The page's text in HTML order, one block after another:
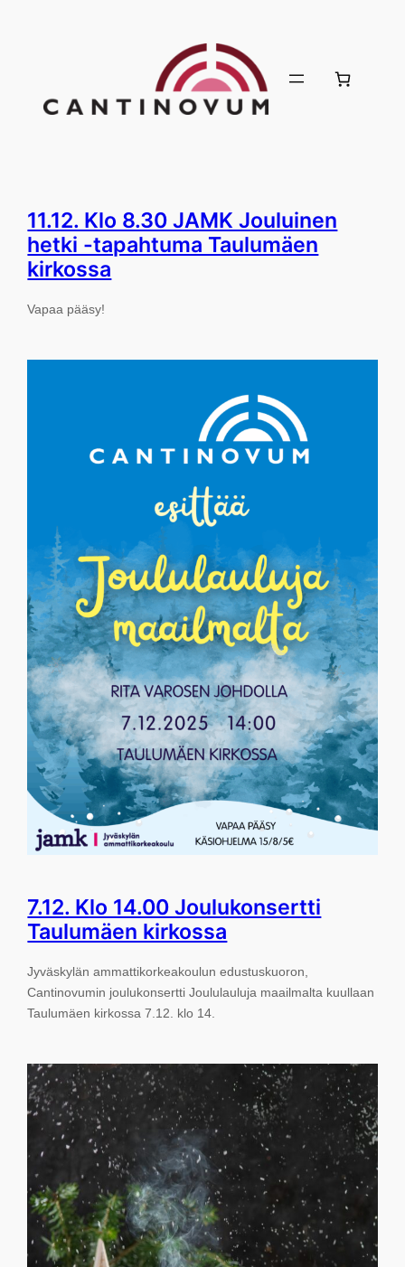
11.12. Klo 8.30 JAMK Jouluinen
hetki -tapahtuma Taulumäen
kirkossa
Vapaa pääsy!
7.12. Klo 14.00 Joulukonsertti
Taulumäen kirkossa
Jyväskylän ammattikorkeakoulun edustuskuoron,
Cantinovumin joulukonsertti Joululauluja maailmalta kuullaan
Taulumäen kirkossa 7.12. klo 14.